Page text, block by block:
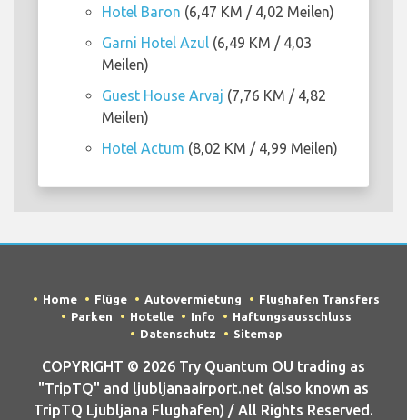
Hotel Baron (6,47 KM / 4,02 Meilen)
Garni Hotel Azul (6,49 KM / 4,03
Meilen)
Guest House Arvaj (7,76 KM / 4,82
Meilen)
Hotel Actum (8,02 KM / 4,99 Meilen)
Home Flüge Autovermietung
Flughafen Transfers
Parken
Hotelle Info
Haftungsausschluss
Datenschutz
Sitemap
COPYRIGHT © 2026 Try Quantum OU trading as
"TripTQ" and ljubljanaairport.net (also known as
TripTQ Ljubljana Flughafen) / All Rights Reserved.